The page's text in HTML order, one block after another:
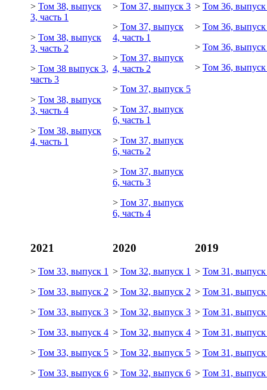
> Том 38, выпуск
3, часть 1
> Том 38, выпуск
3, часть 2
> Том 38 выпуск 3,
часть 3
> Том 38, выпуск
3, часть 4
> Том 38, выпуск
4, часть 1
> Том 37, выпуск 3
> Том 37, выпуск
4, часть 1
> Том 37, выпуск
4, часть 2
> Том 37, выпуск 5
> Том 37, выпуск
6, часть 1
> Том 37, выпуск
6, часть 2
> Том 37, выпуск
6, часть 3
> Том 37, выпуск
6, часть 4
> Том 36,
> Том 36,
> Том 36,
> Том 36,
2021
> Том 33, выпуск 1
> Том 33, выпуск 2
> Том 33, выпуск 3
> Том 33, выпуск 4
> Том 33, выпуск 5
> Том 33, выпуск 6
2020
> Том 32, выпуск 1
> Том 32, выпуск 2
> Том 32, выпуск 3
> Том 32, выпуск 4
> Том 32, выпуск 5
> Том 32, выпуск 6
2019
> Том 31,
> Том 31,
> Том 31,
> Том 31,
> Том 31,
> Том 31,